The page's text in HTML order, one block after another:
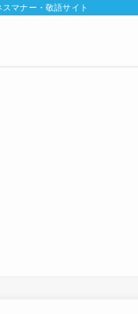
マナー・敬語サイト